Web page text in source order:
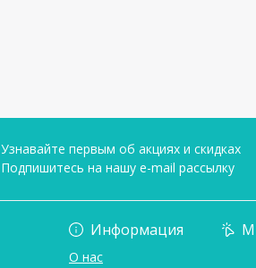
Узнавайте первым об акциях и скидках
Подпишитесь на нашу e-mail рассылку
Информация
О нас